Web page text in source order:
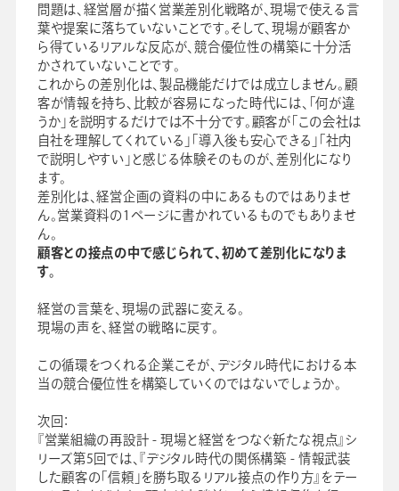
問題は、経営層が描く営業差別化戦略が、現場で使える言
葉や提案に落ちていないことです。そして、現場が顧客か
ら得ているリアルな反応が、競合優位性の構築に十分活
かされていないことです。
これからの差別化は、製品機能だけでは成立しません。顧
客が情報を持ち、比較が容易になった時代には、「何が違
うか」を説明するだけでは不十分です。顧客が「この会社は
自社を理解してくれている」「導入後も安心できる」「社内
で説明しやすい」と感じる体験そのものが、差別化になり
ます。
差別化は、経営企画の資料の中にあるものではありませ
ん。営業資料の1ページに書かれているものでもありませ
ん。
顧客との接点の中で感じられて、初めて差別化になりま
す。
経営の言葉を、現場の武器に変える。
現場の声を、経営の戦略に戻す。
この循環をつくれる企業こそが、デジタル時代における本
当の競合優位性を構築していくのではないでしょうか。
次回：
『営業組織の再設計 - 現場と経営をつなぐ新たな視点』シ
リーズ第5回では、『デジタル時代の関係構築 - 情報武装
した顧客の「信頼」を勝ち取るリアル接点の作り方』をテー